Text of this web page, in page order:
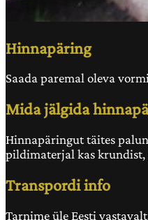
Hinnapäring
Saada paremal oleva
Mida jälgida
Hinnapäringut täites
pildimaterjal kas krundist,
Transpordi info
Tarnime üle Eesti